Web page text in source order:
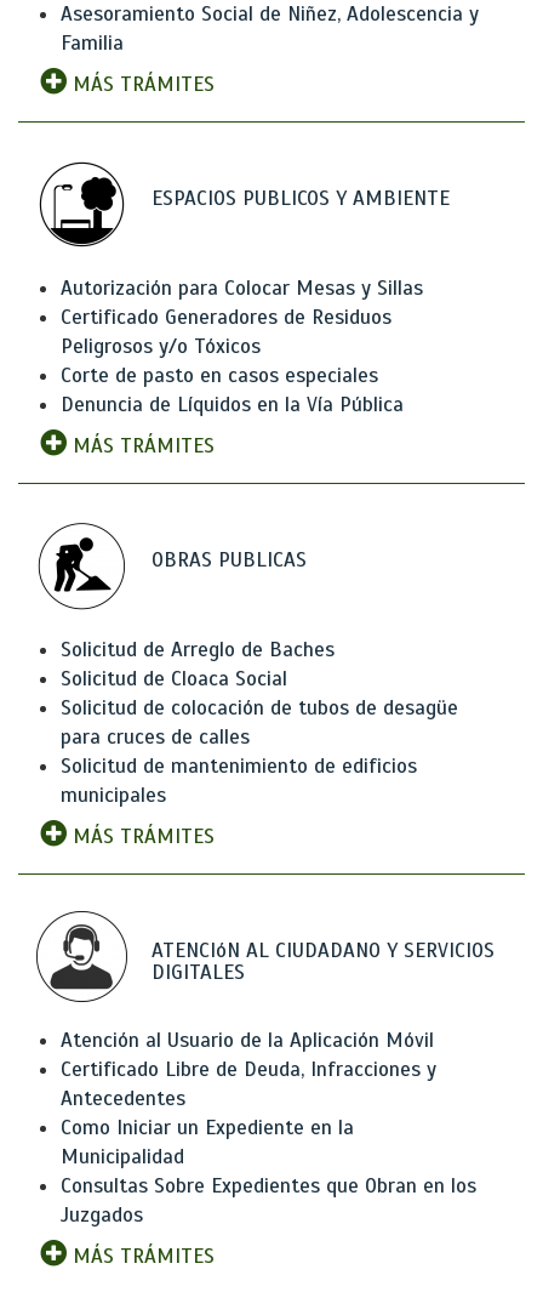
Asesoramiento Social de Niñez, Adolescencia y
Familia
MÁS TRÁMITES
ESPACIOS PUBLICOS Y AMBIENTE
Autorización para Colocar Mesas y Sillas
Certificado Generadores de Residuos
Peligrosos y/o Tóxicos
Corte de pasto en casos especiales
Denuncia de Líquidos en la Vía Pública
MÁS TRÁMITES
OBRAS PUBLICAS
Solicitud de Arreglo de Baches
Solicitud de Cloaca Social
Solicitud de colocación de tubos de desagüe
para cruces de calles
Solicitud de mantenimiento de edificios
municipales
MÁS TRÁMITES
ATENCIóN AL CIUDADANO Y SERVICIOS
DIGITALES
Atención al Usuario de la Aplicación Móvil
Certificado Libre de Deuda, Infracciones y
Antecedentes
Como Iniciar un Expediente en la
Municipalidad
Consultas Sobre Expedientes que Obran en los
Juzgados
MÁS TRÁMITES